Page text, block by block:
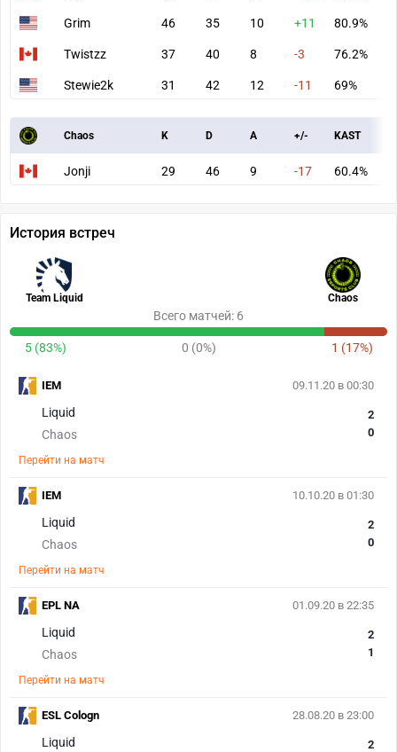
Grim 46 35 10 +11 80.9%
Twistzz 37 40 8 -3 76.2%
Stewie2k 31 42 12 -11 69%
Chaos K D A +/- KAST
Jonji 29 46 9 -17 60.4%
История встреч
Team Liquid Chaos
Всего матчей: 6
5 (83%) 0 (0%) 1 (17%)
09.11.20 в 00:30
Liquid
Chaos
2
0
Перейти на матч
IEM
10.10.20 в 01:30
Liquid
Chaos
2
0
Перейти на матч
IEM
01.09.20 в 22:35
Liquid
Chaos
2
1
Перейти на матч
EPL NA
28.08.20 в 23:00
Liquid
2
ESL Cologn